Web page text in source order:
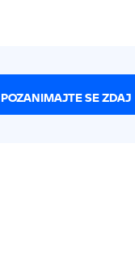
POZANIMAJTE SE ZDAJ